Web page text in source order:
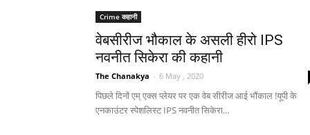
Crime कहानी
वेबसीरीज भौकाल के असली हीरो IPS
नवनीत सिकेरा की कहानी
The Chanakya - 6 May , 2020
पिछले दिनों एम् एक्स प्लेयर पर एक वेब सीरीज आई भौंकाल !यूपी के
एनकाउंटर स्पेशलिस्ट IPS नवनीत सिकेरा...